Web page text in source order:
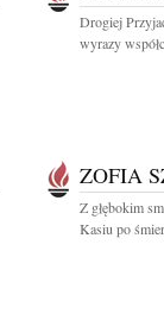
Drogiej
wyrazy
ZOFIA
Z głębokim
Kasiu po